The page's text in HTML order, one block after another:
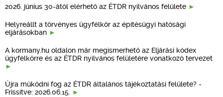
2026. június 30-ától elérhető az ÉTDR nyilvános felülete
Helyreállt a törvényes ügyfélkör az építésügyi hatósági
eljárásokban
A kormany.hu oldalon már megismerhető az Eljárási kódex
ügyfélkörre és az ÉTDR nyilvános felületére vonatkozó tervezet
Újra működni fog az ÉTDR általános tájékoztatási felülete? -
Frissítve: 2026.06.15.